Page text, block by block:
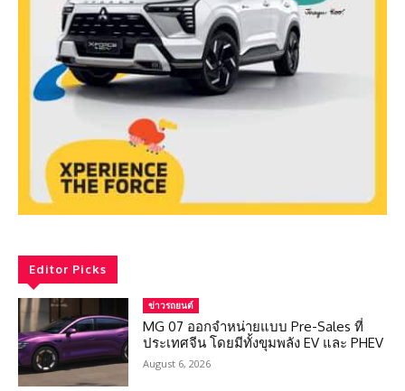
Editor Picks
ข่าวรถยนต์
MG 07 ออกจำหน่ายแบบ Pre-Sales ที่
ประเทศจีน โดยมีทั้งขุมพลัง EV และ PHEV
August 6, 2026